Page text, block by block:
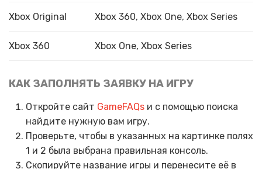
Xbox Original Xbox 360, Xbox One, Xbox Series
Xbox 360 Xbox One, Xbox Series
КАК ЗАПОЛНЯТЬ ЗАЯВКУ НА ИГРУ
Откройте сайт GameFAQsи с помощью поиска
найдите нужную вам игру.
Проверьте, чтобы в указанных на картинке полях
1 и 2 была выбрана правильная консоль.
Скопируйте название игры и перенесите её в